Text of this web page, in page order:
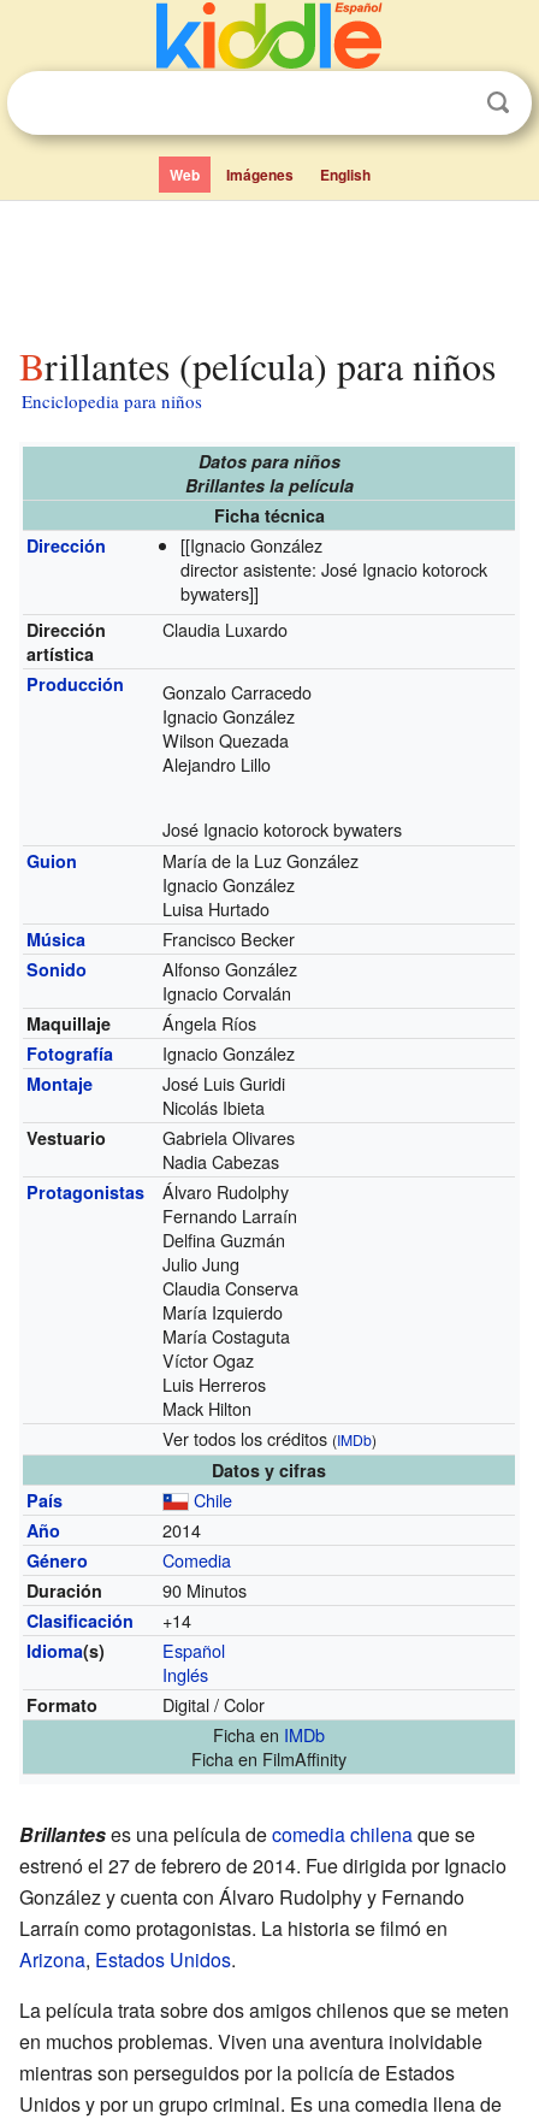
Web Imágenes English
Brillantes (película) para niños
Enciclopedia para niños
Datos para niños
Brillantes la película
Ficha técnica
Dirección
[[Ignacio González
director asistente: José Ignacio kotorock
bywaters]]
Dirección
artística
Claudia Luxardo
Producción
Gonzalo Carracedo
Ignacio González
Wilson Quezada
Alejandro Lillo
José Ignacio kotorock bywaters
Guion
María de la Luz González
Ignacio González
Luisa Hurtado
Música Francisco Becker
Sonido
Alfonso González
Ignacio Corvalán
Maquillaje Ángela Ríos
Fotografía Ignacio González
Montaje
José Luis Guridi
Nicolás Ibieta
Vestuario
Gabriela Olivares
Nadia Cabezas
Protagonistas
Álvaro Rudolphy
Fernando Larraín
Delfina Guzmán
Julio Jung
Claudia Conserva
María Izquierdo
María Costaguta
Víctor Ogaz
Luis Herreros
Mack Hilton
Ver todos los créditos (IMDb)
Datos y cifras
País
Chile
Año 2014
Género Comedia
Duración 90 Minutos
Clasificación +14
Idioma(s)
Español
Inglés
Formato
Digital / Color
Ficha en IMDb
Ficha en FilmAffinity
Brillanteses una película decomediachilenaque se
estrenó el 27 de febrero de 2014. Fue dirigida por Ignacio
González y cuenta con Álvaro Rudolphy y Fernando
Larraín como protagonistas. La historia se filmó en
Arizona, Estados Unidos.
La película trata sobre dos amigos chilenos que se meten
en muchos problemas. Viven una aventura inolvidable
mientras son perseguidos por la policía de Estados
Unidos y por un grupo criminal. Es una comedia llena de